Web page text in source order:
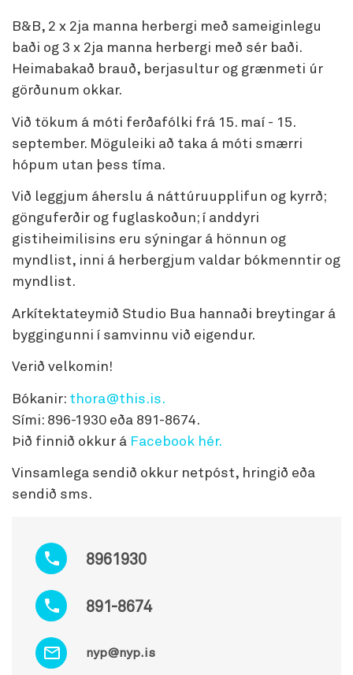
8961930
891-8674
nyp@nyp.is
B&B, 2 x 2ja manna herbergi með sameiginlegu
baði og 3 x 2ja manna herbergi með sér baði.
Heimabakað brauð, berjasultur og grænmeti úr
görðunum okkar.
Við tökum á móti ferðafólki frá 15. maí - 15.
september. Möguleiki að taka á móti smærri
hópum utan þess tíma.
Við leggjum áherslu á náttúruupplifun og kyrrð;
gönguferðir og fuglaskoðun; í anddyri
gistiheimilisins eru sýningar á hönnun og
myndlist, inni á herbergjum valdar bókmenntir og
myndlist.
Arkítektateymið Studio Bua hannaði breytingar á
byggingunni í samvinnu við eigendur.
Verið velkomin!
Bókanir: thora@this.is.
Sími: 896-1930 eða 891-8674.
Þið finnið okkur á Facebook hér.
Vinsamlega sendið okkur netpóst, hringið eða
sendið sms.